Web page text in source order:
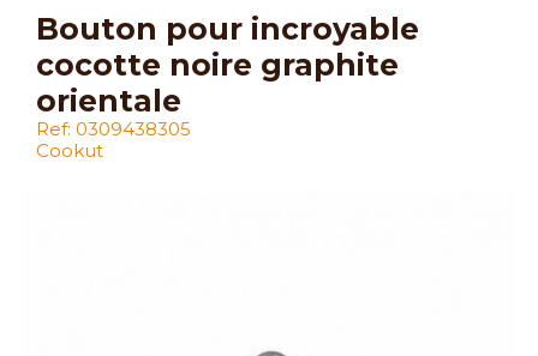
bouton pour incroyable
cocotte noire graphite
orientale
Ref: 0309438305
Cookut